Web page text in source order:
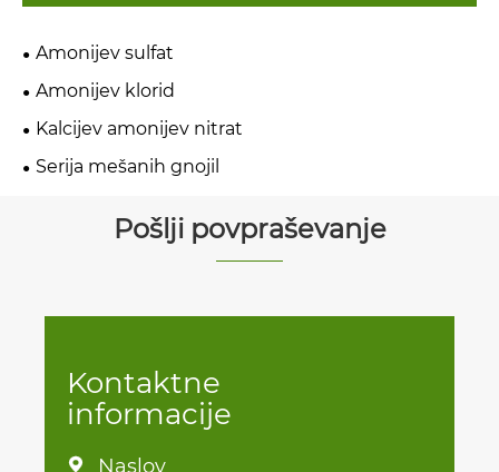
Amonijev sulfat
Amonijev klorid
Kalcijev amonijev nitrat
Serija mešanih gnojil
Pošlji povpraševanje
Kontaktne
informacije
 Naslov